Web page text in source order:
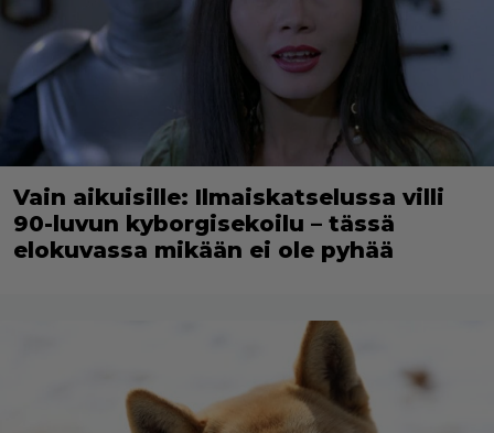
Vain aikuisille: Ilmaiskatselussa villi
90-luvun kyborgisekoilu – tässä
elokuvassa mikään ei ole pyhää